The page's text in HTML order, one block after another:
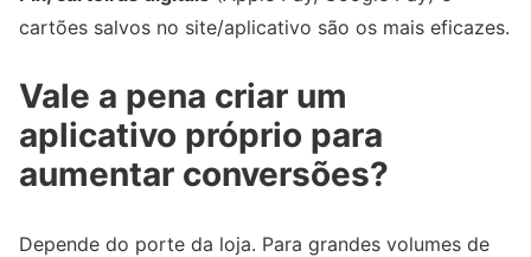
cartões salvos no site/aplicativo são os mais eficazes.
Vale a pena criar um
aplicativo próprio para
aumentar conversões?
Depende do porte da loja. Para grandes volumes de